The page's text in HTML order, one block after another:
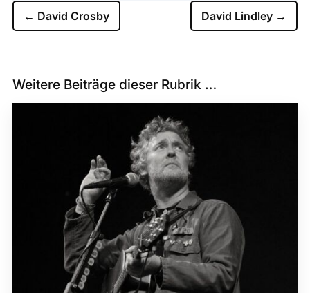
← David Crosby David Lindley →
Weitere Beiträge dieser Rubrik …